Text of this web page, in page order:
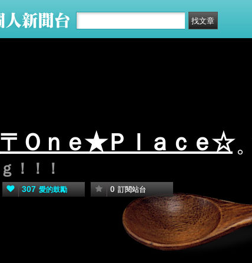
〒Ｏｎｅ★Ｐｌａｃｅ☆
ｇ！！！
307 愛的鼓勵 0 訂閱站台